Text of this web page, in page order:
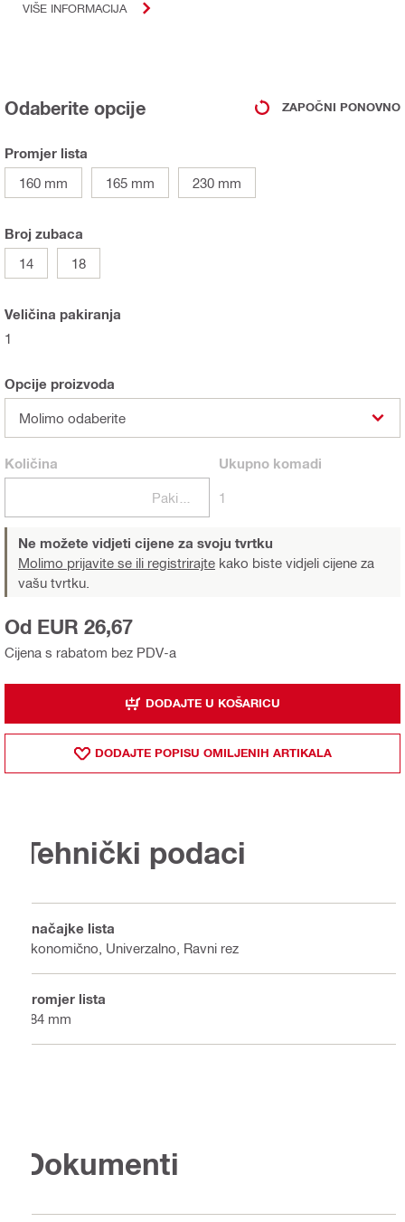
VIŠE INFORMACIJA
Odaberite opcije ZAPOČNI PONOVNO
Promjer lista
160 mm
165 mm 230 mm
Broj zubaca
14
18
Veličina pakiranja
1
Opcije proizvoda
Molimo odaberite
Količina Ukupnokomadi
1
Ne možete vidjeti cijene za svoju tvrtku
Molimo prijavite se ili registrirajte kako biste vidjeli cijene za
vašu tvrtku.
Cijena s rabatom bez PDV-a
Od EUR 26,67
DODAJTE U KOŠARICU
DODAJTE POPISU OMILJENIH ARTIKALA
Tehnički podaci
Značajke lista
Ekonomično, Univerzalno, Ravni rez
Promjer lista
184 mm
Dokumenti